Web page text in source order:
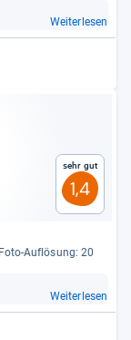
Weiterlesen
Sehr gut
1,4
Foto-​Auf­lö­sung: 20
Weiterlesen